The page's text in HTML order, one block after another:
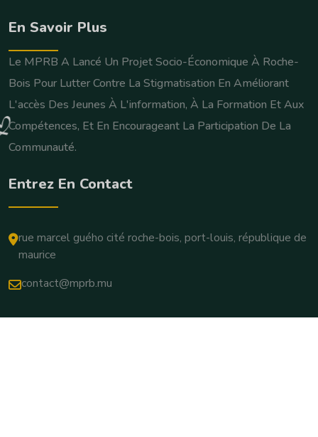
En Savoir Plus
Le MPRB A Lancé Un Projet Socio-Économique À Roche-
Bois Pour Lutter Contre La Stigmatisation En Améliorant
L'accès Des Jeunes À L'information, À La Formation Et Aux
Compétences, Et En Encourageant La Participation De La
Communauté.
Entrez En Contact
rue marcel guého cité roche-bois, port-louis, république de
maurice
contact@mprb.mu